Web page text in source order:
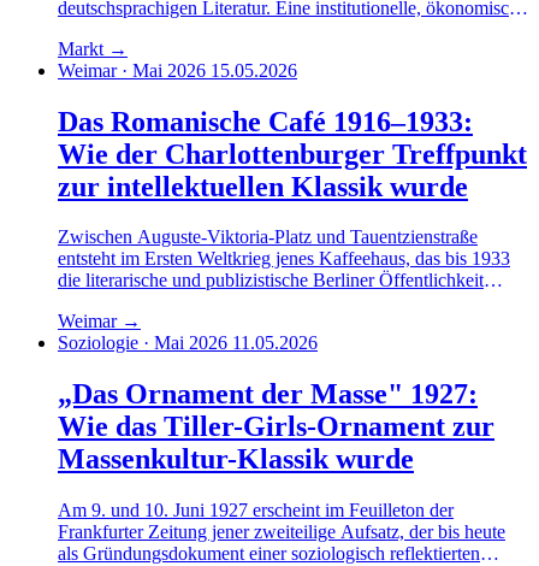
deutschsprachigen Literatur. Eine institutionelle, ökonomische
längst zur Infrastruktur der DACH-Geisteswissenschaften
gehört.
Markt →
Weimar · Mai 2026 15.05.2026
Das Romanische Café 1916–1933:
Wie der Charlottenburger Treffpunkt
zur intellektuellen Klassik wurde
Zwischen Auguste-Viktoria-Platz und Tauentzienstraße
entsteht im Ersten Weltkrieg jenes Kaffeehaus, das bis 1933
die literarische und publizistische Berliner Öffentlichkeit
Rekonstruktion der Gespräche, die dort geführt worden sein
dürften.
Weimar →
Soziologie · Mai 2026 11.05.2026
„Das Ornament der Masse" 1927:
Wie das Tiller-Girls-Ornament zur
Massenkultur-Klassik wurde
Am 9. und 10. Juni 1927 erscheint im Feuilleton der
Frankfurter Zeitung jener zweiteilige Aufsatz, der bis heute
als Gründungsdokument einer soziologisch reflektierten